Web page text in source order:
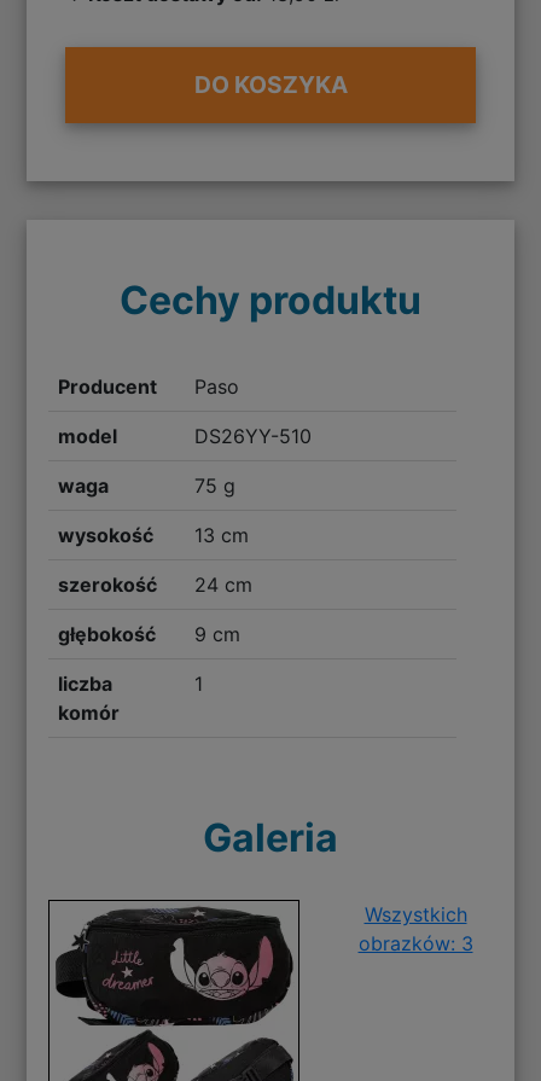
DO KOSZYKA
Cechy produktu
Producent Paso
model DS26YY-510
waga 75 g
wysokość 13 cm
szerokość 24 cm
głębokość 9 cm
liczba
komór
1
Galeria
Wszystkich
obrazków: 3